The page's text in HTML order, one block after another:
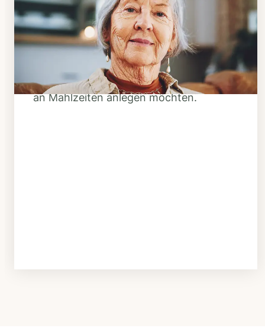
Klarheit schaffen
Überlegen Sie, ob Ihnen das Essen
täglich verzehrfertig geliefert werden
soll oder Sie sich einen Tiefkühl-Vorrat
an Mahlzeiten anlegen möchten.